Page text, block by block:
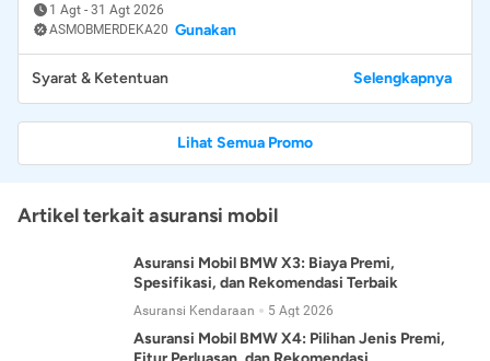
1 Agt - 31 Agt 2026
ASMOBMERDEKA20 Gunakan
Syarat & Ketentuan Selengkapnya
Lihat Semua Promo
Artikel terkait asuransi mobil
Asuransi Mobil BMW X3: Biaya Premi,
Spesifikasi, dan Rekomendasi Terbaik
Asuransi Kendaraan 5 Agt 2026
Asuransi Mobil BMW X4: Pilihan Jenis Premi,